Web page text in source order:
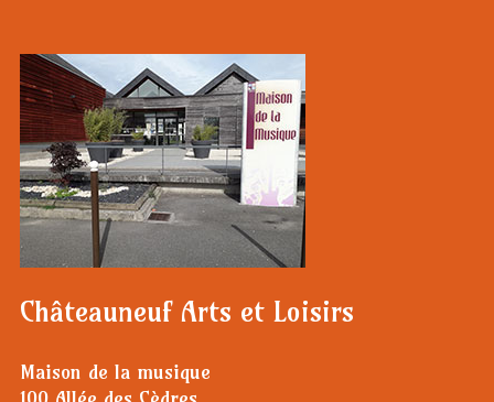
Châteauneuf Arts et Loisirs
Maison de la musique